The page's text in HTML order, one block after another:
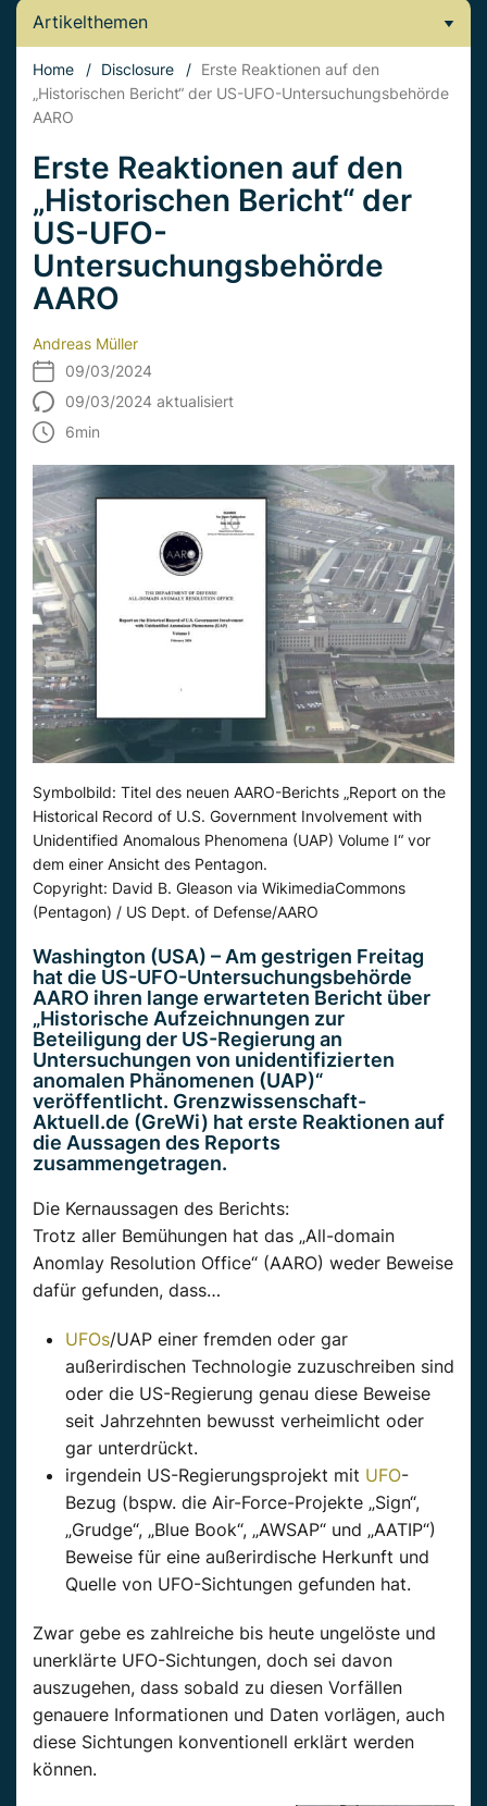
Artikelthemen
Home / Disclosure / Erste Reaktionen auf den
„Historischen Bericht“ der US-UFO-Untersuchungsbehörde
AARO
Erste Reaktionen auf den
„Historischen Bericht“ der
US-UFO-
Untersuchungsbehörde
AARO
Andreas Müller
09/03/2024
09/03/2024 aktualisiert
6min
Symbolbild: Titel des neuen AARO-Berichts „Report on the
Historical Record of U.S. Government Involvement with
Unidentified Anomalous Phenomena (UAP) Volume I“ vor
dem einer Ansicht des Pentagon.
Copyright: David B. Gleason via WikimediaCommons
(Pentagon) / US Dept. of Defense/AARO
Washington (USA) – Am gestrigen Freitag
hat die US-UFO-Untersuchungsbehörde
AARO ihren lange erwarteten Bericht über
„Historische Aufzeichnungen zur
Beteiligung der US-Regierung an
Untersuchungen von unidentifizierten
anomalen Phänomenen (UAP)“
veröffentlicht. Grenzwissenschaft-
Aktuell.de (GreWi) hat erste Reaktionen auf
die Aussagen des Reports
zusammengetragen.
Die Kernaussagen des Berichts:
Trotz aller Bemühungen hat das „All-domain
Anomlay Resolution Office“ (AARO) weder Beweise
dafür gefunden, dass…
UFOs/UAP einer fremden oder gar
außerirdischen Technologie zuzuschreiben sind
oder die US-Regierung genau diese Beweise
seit Jahrzehnten bewusst verheimlicht oder
gar unterdrückt.
irgendein US-Regierungsprojekt mit UFO-
Bezug (bspw. die Air-Force-Projekte „Sign“,
„Grudge“, „Blue Book“, „AWSAP“ und „AATIP“)
Beweise für eine außerirdische Herkunft und
Quelle von UFO-Sichtungen gefunden hat.
Zwar gebe es zahlreiche bis heute ungelöste und
unerklärte UFO-Sichtungen, doch sei davon
auszugehen, dass sobald zu diesen Vorfällen
genauere Informationen und Daten vorlägen, auch
diese Sichtungen konventionell erklärt werden
können.